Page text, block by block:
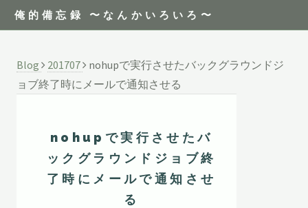
俺的備忘録 〜なんかいろいろ〜
Blog 201707
nohupで実行させたバックグラウンドジ
ョブ終了時にメールで通知させる
nohupで実行させたバ
ックグラウンドジョブ終
了時にメールで通知させ
る